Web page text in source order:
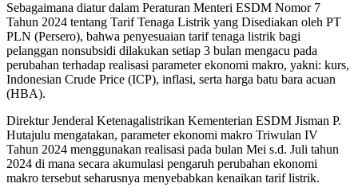
Sebagaimana diatur dalam Peraturan Menteri ESDM Nomor 7
Tahun 2024 tentang Tarif Tenaga Listrik yang Disediakan oleh PT
PLN (Persero), bahwa penyesuaian tarif tenaga listrik bagi
pelanggan nonsubsidi dilakukan setiap 3 bulan mengacu pada
perubahan terhadap realisasi parameter ekonomi makro, yakni: kurs,
Indonesian Crude Price (ICP), inflasi, serta harga batu bara acuan
(HBA).
Direktur Jenderal Ketenagalistrikan Kementerian ESDM Jisman P.
Hutajulu mengatakan, parameter ekonomi makro Triwulan IV
Tahun 2024 menggunakan realisasi pada bulan Mei s.d. Juli tahun
2024 di mana secara akumulasi pengaruh perubahan ekonomi
makro tersebut seharusnya menyebabkan kenaikan tarif listrik.